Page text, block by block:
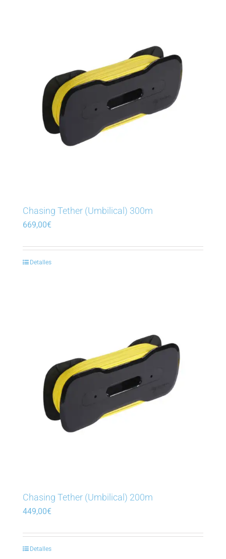
Chasing Tether (Umbilical) 300m
669,00€
Detalles
Chasing Tether (Umbilical) 200m
449,00€
Detalles